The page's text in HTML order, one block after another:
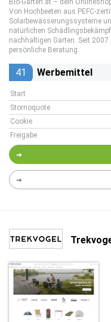
Bio-Garten.at – dein
Von Hochbeeten aus PEFC-
Solarbewässerungssysteme
natürlichen
nachhaltigen Garten. Seit
persönliche Beratung.
41 Werbemittel
Start
Stornoquote
Cookie
Freigabe